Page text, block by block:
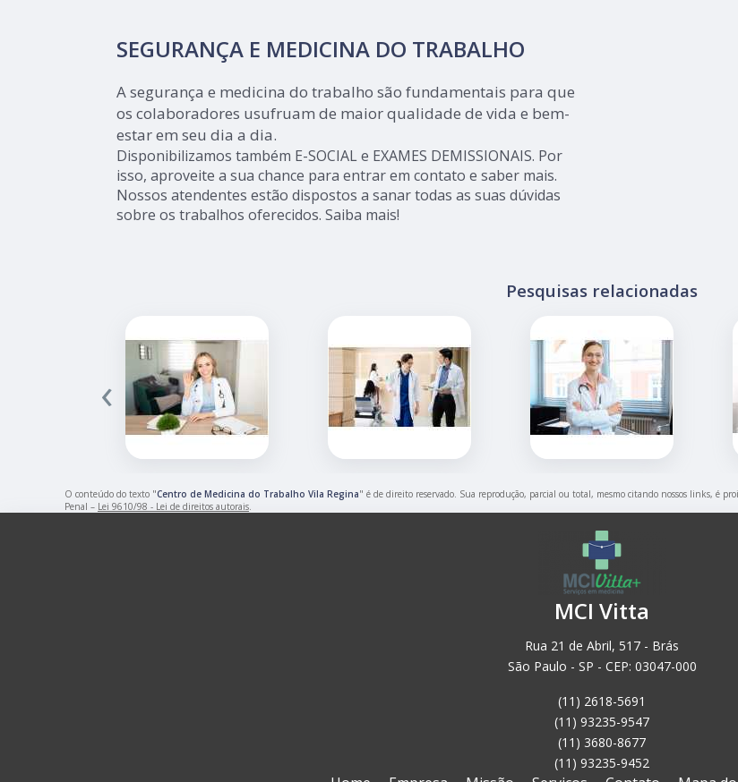
SEGURANÇA E MEDICINA DO TRABALHO
A segurança e medicina do trabalho são fundamentais para que
os colaboradores usufruam de maior qualidade de vida e bem-
estar em seu dia a dia.
Disponibilizamos também E-SOCIAL e EXAMES DEMISSIONAIS. Por
isso, aproveite a sua chance para entrar em contato e saber mais.
Nossos atendentes estão dispostos a sanar todas as suas dúvidas
sobre os trabalhos oferecidos. Saiba mais!
Pesquisas relacionadas
‹
O conteúdo do texto "Centro de Medicina do Trabalho Vila Regina" é de direito reservado. Sua reprodução, parcial ou total, mesmo citando nossos links, é
Penal – Lei 9610/98 - Lei de direitos autorais.
MCI Vitta
Rua 21 de Abril, 517 - Brás
São Paulo - SP - CEP: 03047-000
(11) 2618-5691
(11) 93235-9547
(11) 3680-8677
(11) 93235-9452